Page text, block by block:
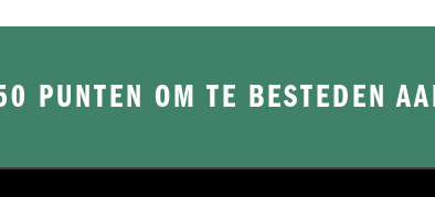
PUNTEN OM TE BESTEDEN